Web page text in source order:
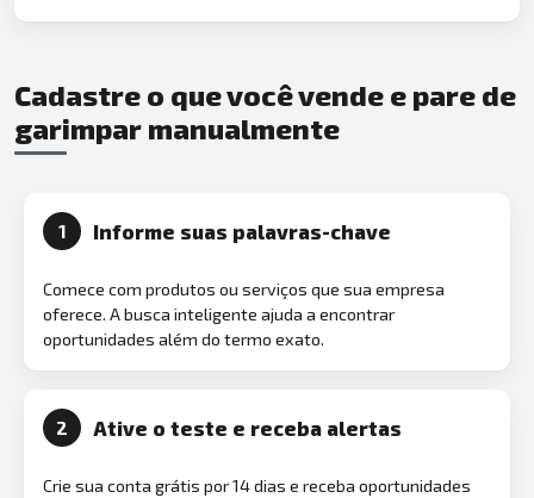
Cadastre o que você vende e pare de
garimpar manualmente
1 Informe suas palavras-chave
Comece com produtos ou serviços que sua empresa
oferece. A busca inteligente ajuda a encontrar
oportunidades além do termo exato.
2 Ative o teste e receba alertas
Crie sua conta grátis por 14 dias e receba oportunidades